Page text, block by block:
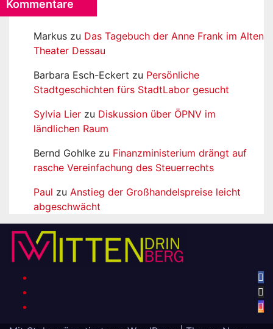
Kommentare
Markus zu Das Tagebuch der Anne Frank im Alten
Theater Dessau
Barbara Esch-Eckert zu Persönliche
Stadtgeschichten fürs StadtLabor gesucht
Sylvia Lier zu Diskussion über ÖPNV im
ländlichen Raum
Bernd Gohlke zu Finanzministerium drängt auf
rasche Vereinfachung des Steuerrechts
Paul zu Anstieg der Großhandelspreise leicht
abgeschwächt